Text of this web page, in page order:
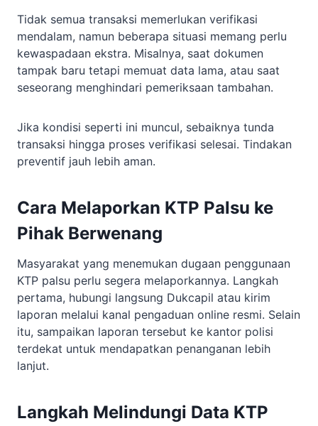
Tidak semua transaksi memerlukan verifikasi
mendalam, namun beberapa situasi memang perlu
kewaspadaan ekstra. Misalnya, saat dokumen
tampak baru tetapi memuat data lama, atau saat
seseorang menghindari pemeriksaan tambahan.
Jika kondisi seperti ini muncul, sebaiknya tunda
transaksi hingga proses verifikasi selesai. Tindakan
preventif jauh lebih aman.
Cara Melaporkan KTP Palsu ke
Pihak Berwenang
Masyarakat yang menemukan dugaan penggunaan
KTP palsu perlu segera melaporkannya. Langkah
pertama, hubungi langsung Dukcapil atau kirim
laporan melalui kanal pengaduan online resmi. Selain
itu, sampaikan laporan tersebut ke kantor polisi
terdekat untuk mendapatkan penanganan lebih
lanjut.
Langkah Melindungi Data KTP